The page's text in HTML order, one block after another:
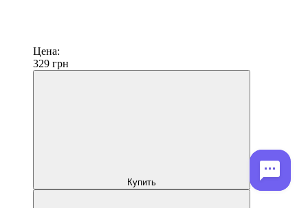
Цена:
329 грн
Купить